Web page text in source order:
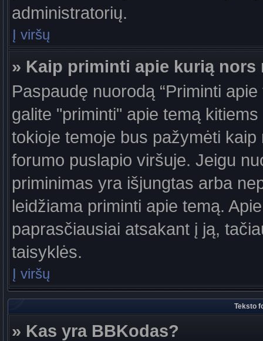
administratorių.
Į viršų
» Kaip priminti apie kurią nors
Paspaudę nuorodą “Priminti
galite "priminti" apie temą
tokioje temoje bus pažymėti
forumo puslapio viršuje. Jeigu
priminimas yra išjungtas arba
leidžiama priminti apie temą.
paprasčiausiai atsakant į ją,
taisyklės.
Į viršų
Teksto
» Kas yra BBKodas?